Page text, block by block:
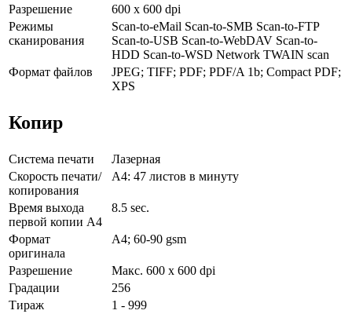
Разрешение
600 x 600 dpi
Режимы
сканирования
Scan-to-eMail Scan-to-SMB Scan-to-FTP
Scan-to-USB Scan-to-WebDAV Scan-to-
HDD Scan-to-WSD Network TWAIN scan
Формат файлов
JPEG; TIFF; PDF; PDF/A 1b; Compact PDF;
XPS
Копир
Система печати
Лазерная
Скорость печати/
копирования
А4: 47 листов в минуту
Время выхода
первой копии А4
8.5 sec.
Формат
оригинала
A4; 60-90 gsm
Разрешение
Макс. 600 x 600 dpi
Градации
256
Тираж
1 - 999